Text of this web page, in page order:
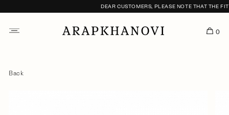
DEAR CUSTOMERS, PLEASE NOTE THAT THE
0
Back